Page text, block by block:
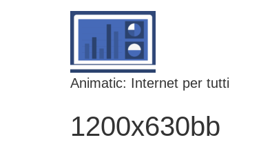
Animatic: Internet per tutti
1200x630bb